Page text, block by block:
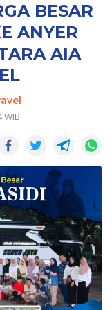
BESAR
ANYER
AIA
WIB